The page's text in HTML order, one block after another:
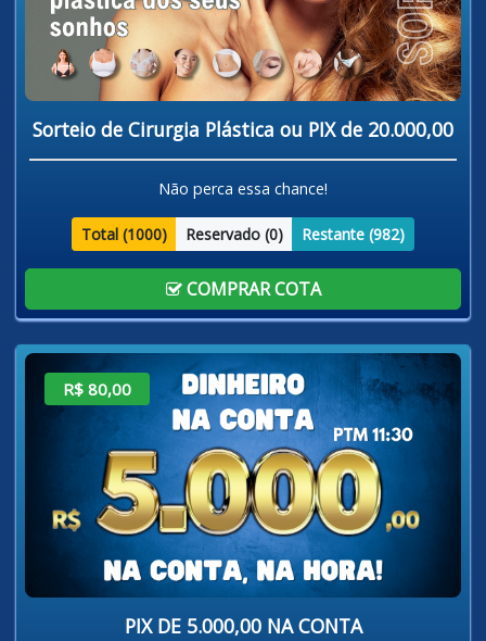
Sorteio de Cirurgia Plástica ou PIX de 20.000,00
Não perca essa chance!
Total (1000) Reservado (0) Restante (982)
COMPRAR COTA
R$ 80,00
PIX DE 5.000,00 NA CONTA